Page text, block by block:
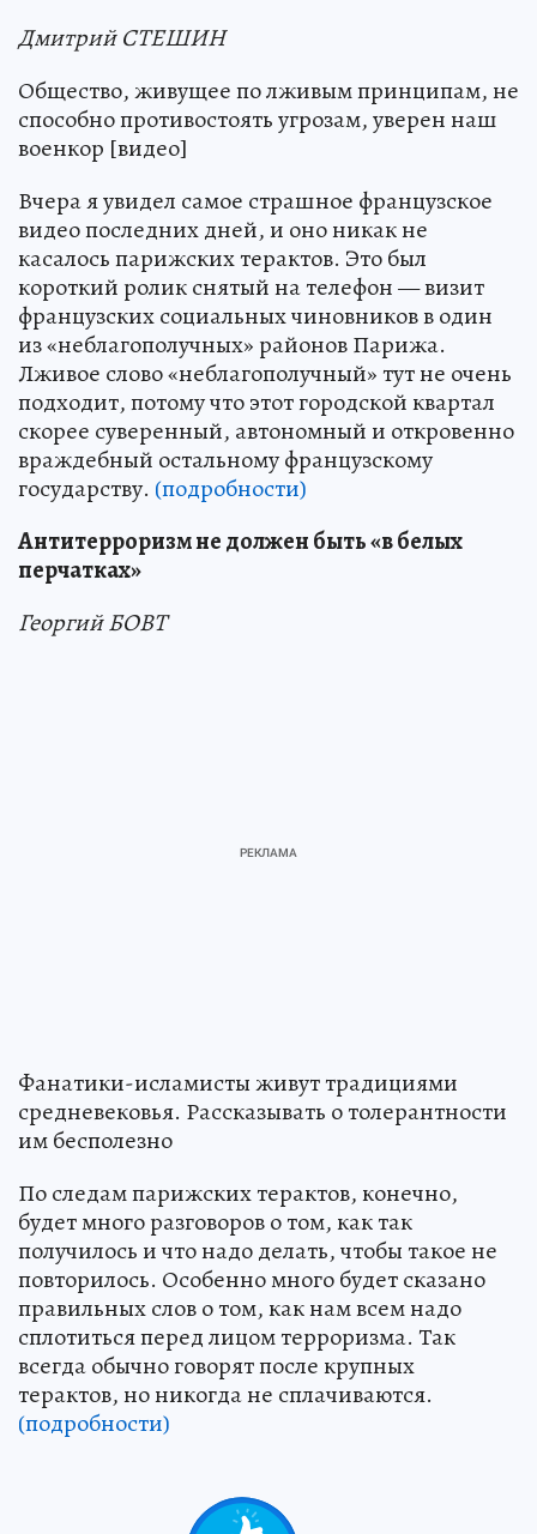
Дмитрий СТЕШИН
Общество, живущее по лживым принципам, не
способно противостоять угрозам, уверен наш
военкор [видео]
Вчера я увидел самое страшное французское
видео последних дней, и оно никак не
касалось парижских терактов. Это был
короткий ролик снятый на телефон — визит
французских социальных чиновников в один
из «неблагополучных» районов Парижа.
Лживое слово «неблагополучный» тут не очень
подходит, потому что этот городской квартал
скорее суверенный, автономный и откровенно
враждебный остальному французскому
государству. (подробности)
Антитерроризм не должен быть «в белых
перчатках»
Георгий БОВТ
Фанатики-исламисты живут традициями
средневековья. Рассказывать о толерантности
им бесполезно
По следам парижских терактов, конечно,
будет много разговоров о том, как так
получилось и что надо делать, чтобы такое не
повторилось. Особенно много будет сказано
правильных слов о том, как нам всем надо
сплотиться перед лицом терроризма. Так
всегда обычно говорят после крупных
терактов, но никогда не сплачиваются.
(подробности)